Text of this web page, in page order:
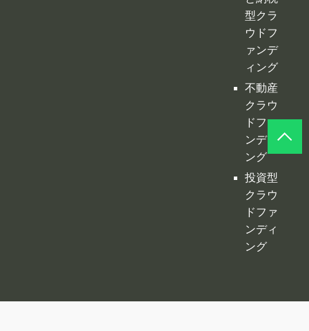
ドファ
ンディ
ング
投資型
クラウ
ドファ
ンディ
ング